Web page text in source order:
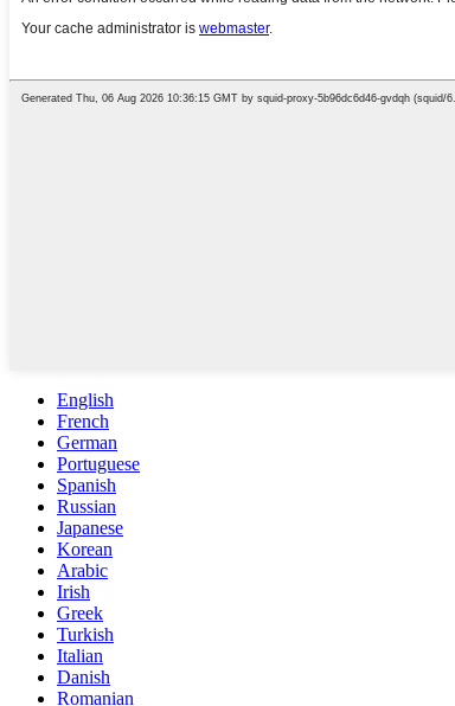
English
French
German
Portuguese
Spanish
Russian
Japanese
Korean
Arabic
Irish
Greek
Turkish
Italian
Danish
Romanian